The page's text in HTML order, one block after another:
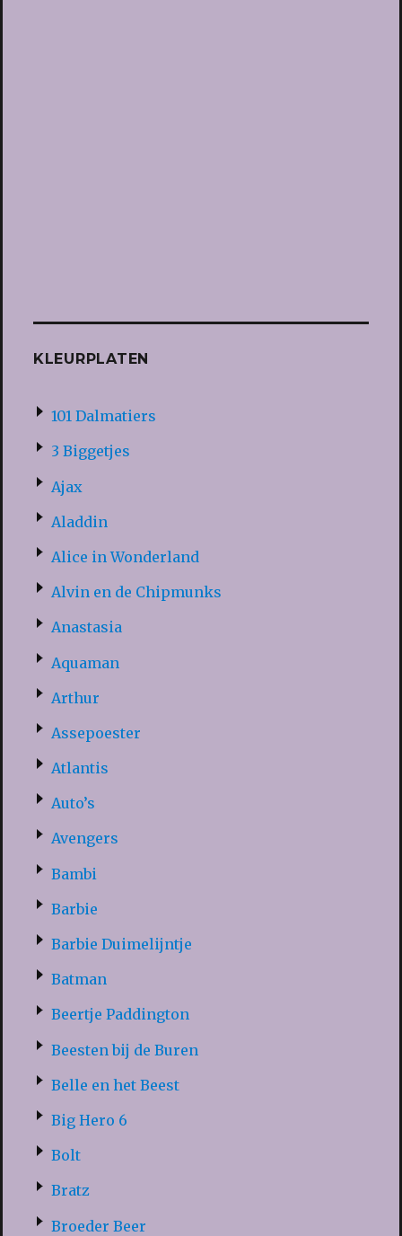
KLEURPLATEN
101 Dalmatiers
3 Biggetjes
Ajax
Aladdin
Alice in Wonderland
Alvin en de Chipmunks
Anastasia
Aquaman
Arthur
Assepoester
Atlantis
Auto’s
Avengers
Bambi
Barbie
Barbie Duimelijntje
Batman
Beertje Paddington
Beesten bij de Buren
Belle en het Beest
Big Hero 6
Bolt
Bratz
Broeder Beer